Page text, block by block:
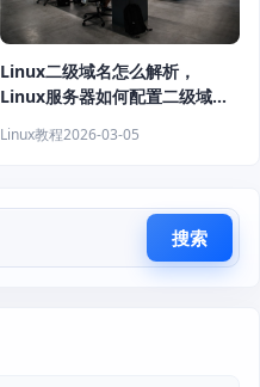
Linux二级域名怎么解析，
Linux服务器如何配置二级域
Linux教程2026-03-05
搜索